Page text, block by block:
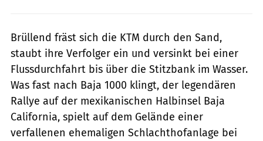
Brüllend fräst sich die KTM durch den Sand,
staubt ihre Verfolger ein und versinkt bei einer
Flussdurchfahrt bis über die Stitzbank im Wasser.
Was fast nach Baja 1000 klingt, der legendären
Rallye auf der mexikanischen Halbinsel Baja
California, spielt auf dem Gelände einer
verfallenen ehemaligen Schlachthofanlage bei